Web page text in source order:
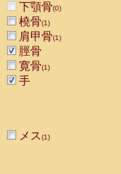
下顎骨(0)
橈骨(1)
肩甲骨(1)
脛骨
寛骨(1)
手
メス(1)